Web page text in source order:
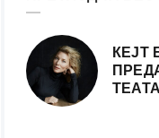
КЕЈТ